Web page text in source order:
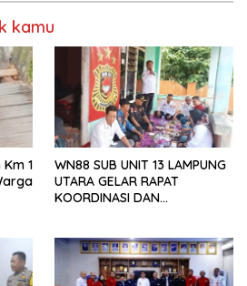
kamu
1
WN88 SUB UNIT 13 LAMPUNG
UTARA GELAR RAPAT
KOORDINASI DAN